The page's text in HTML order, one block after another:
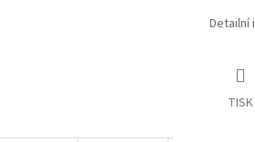
Detailní
TISK